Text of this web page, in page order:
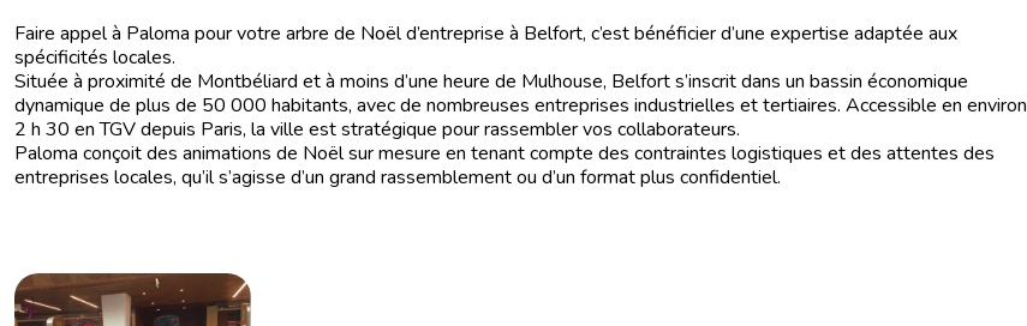
Faire appel à Paloma pour votre arbre de Noël d’entreprise à Belfort, c’est bénéficier d’une expertise adaptée aux
spécificités locales.
Située à proximité de Montbéliard et à moins d’une heure de Mulhouse, Belfort s’inscrit dans un bassin économique
dynamique de plus de 50 000 habitants, avec de nombreuses entreprises industrielles et tertiaires. Accessible en environ
2 h 30 en TGV depuis Paris, la ville est stratégique pour rassembler vos collaborateurs.
Paloma conçoit des animations de Noël sur mesure en tenant compte des contraintes logistiques et des attentes des
entreprises locales, qu’il s’agisse d’un grand rassemblement ou d’un format plus confidentiel.